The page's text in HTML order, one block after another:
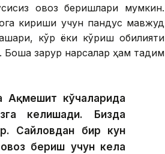
овоз беришлари мумкин.
кириши учун пандус мавжуд
кўр ёки кўриш қобилияти
зарур нарсалар ҳам тақдим
кўчаларида
келишади. Бизда
Сайловдан бир кун
бериш учун кела